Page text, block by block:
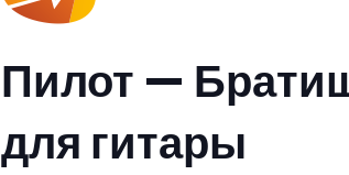
Пилот —
для гитары